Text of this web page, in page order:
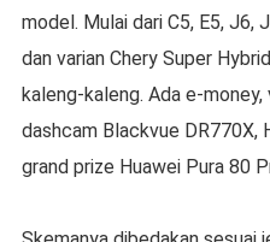
model. Mulai dari C5, E5, J6,
dan varian Chery Super
kaleng-kaleng. Ada e-
dashcam Blackvue DR770X,
grand prize Huawei Pura 80